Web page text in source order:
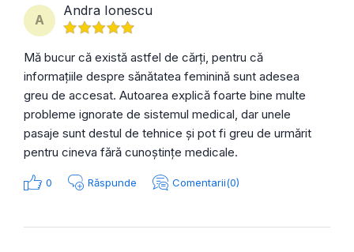
A
Andra Ionescu
Mă bucur că există astfel de cărți, pentru că
informațiile despre sănătatea feminină sunt adesea
greu de accesat. Autoarea explică foarte bine multe
probleme ignorate de sistemul medical, dar unele
pasaje sunt destul de tehnice și pot fi greu de urmărit
pentru cineva fără cunoștințe medicale.
0 Răspunde Comentarii(0)